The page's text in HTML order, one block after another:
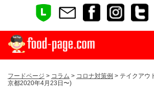
フードページ > コラム > コロナ対策例 > テイクアウ
京都2020年4月23日〜)